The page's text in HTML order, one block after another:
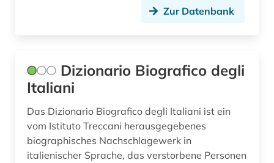
liechtenstein (1)
literaturwissenschaft (6)
Zur Datenbank
Dizionario Biografico degli
Italiani
Das Dizionario Biografico degli Italiani ist ein
vom Istituto Treccani herausgegebenes
biographisches Nachschlagewerk in
italienischer Sprache, das verstorbene Personen